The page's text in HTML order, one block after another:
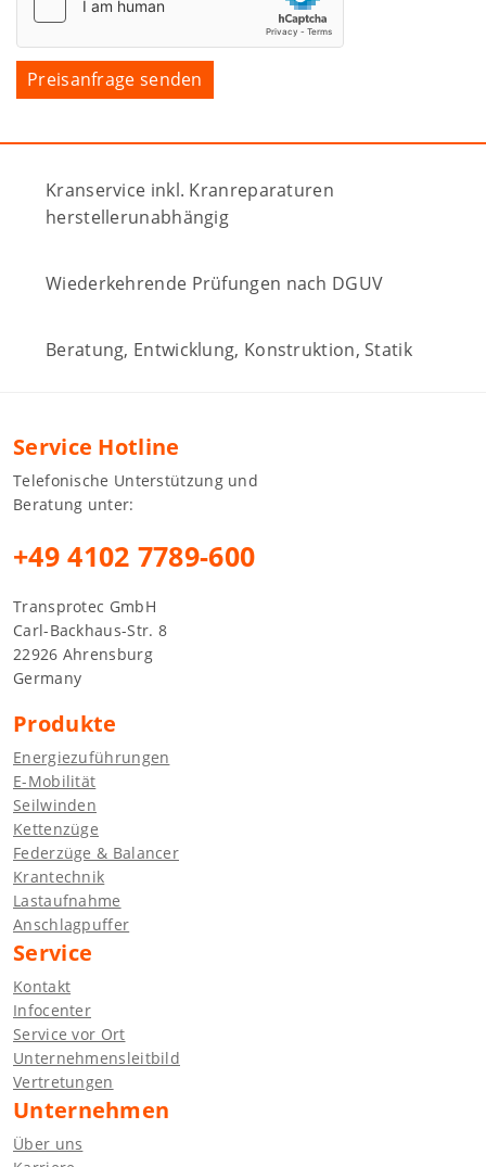
Kranservice inkl. Kranreparaturen
herstellerunabhängig
Wiederkehrende Prüfungen nach DGUV
Beratung, Entwicklung, Konstruktion, Statik
Service Hotline
Telefonische Unterstützung und
Beratung unter:
+49 4102 7789-600
Transprotec GmbH
Carl-Backhaus-Str. 8
22926 Ahrensburg
Germany
Produkte
Energiezuführungen
E-Mobilität
Seilwinden
Kettenzüge
Federzüge & Balancer
Krantechnik
Lastaufnahme
Anschlagpuffer
Service
Kontakt
Infocenter
Service vor Ort
Unternehmensleitbild
Vertretungen
Unternehmen
Über uns